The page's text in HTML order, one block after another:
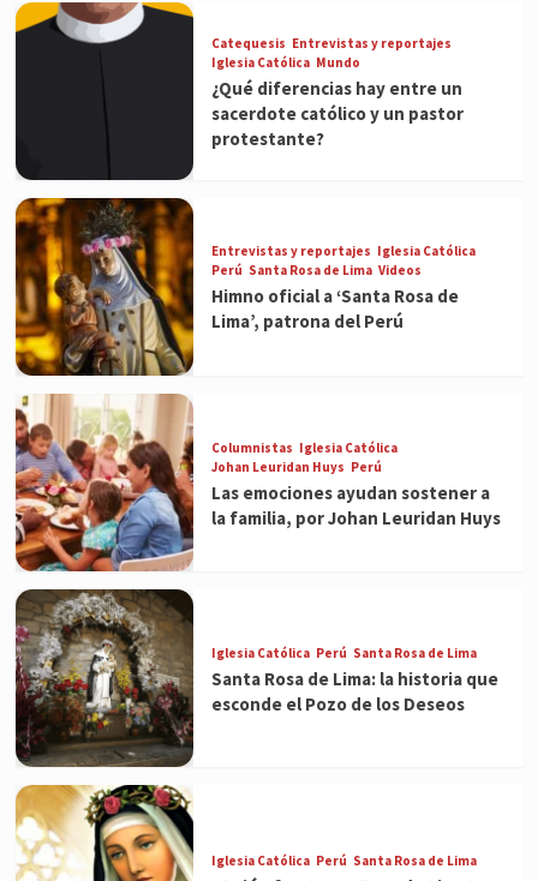
Catequesis Entrevistas y reportajes
Iglesia Católica Mundo
¿Qué diferencias hay entre un
sacerdote católico y un pastor
protestante?
Entrevistas y reportajes Iglesia Católica
Perú Santa Rosa de Lima Videos
Himno oficial a ‘Santa Rosa de
Lima’, patrona del Perú
Columnistas Iglesia Católica
Johan Leuridan Huys Perú
Las emociones ayudan sostener a
la familia, por Johan Leuridan Huys
Iglesia Católica Perú Santa Rosa de Lima
Santa Rosa de Lima: la historia que
esconde el Pozo de los Deseos
Iglesia Católica Perú Santa Rosa de Lima